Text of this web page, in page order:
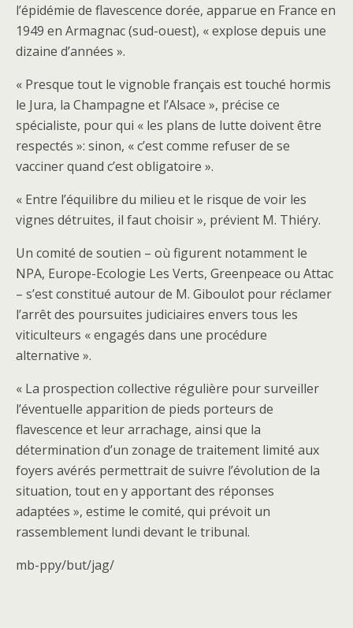
l’épidémie de flavescence dorée, apparue en France en
1949 en Armagnac (sud-ouest), « explose depuis une
dizaine d’années ».
« Presque tout le vignoble français est touché hormis
le Jura, la Champagne et l’Alsace », précise ce
spécialiste, pour qui « les plans de lutte doivent être
respectés »: sinon, « c’est comme refuser de se
vacciner quand c’est obligatoire ».
« Entre l’équilibre du milieu et le risque de voir les
vignes détruites, il faut choisir », prévient M. Thiéry.
Un comité de soutien – où figurent notamment le
NPA, Europe-Ecologie Les Verts, Greenpeace ou Attac
– s’est constitué autour de M. Giboulot pour réclamer
l’arrêt des poursuites judiciaires envers tous les
viticulteurs « engagés dans une procédure
alternative ».
« La prospection collective régulière pour surveiller
l’éventuelle apparition de pieds porteurs de
flavescence et leur arrachage, ainsi que la
détermination d’un zonage de traitement limité aux
foyers avérés permettrait de suivre l’évolution de la
situation, tout en y apportant des réponses
adaptées », estime le comité, qui prévoit un
rassemblement lundi devant le tribunal.
mb-ppy/but/jag/